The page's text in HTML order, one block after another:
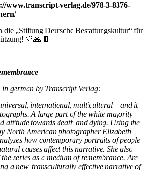
www.transcript-verlag.de/978-3-8376-
die „Stiftung Deutsche Bestattungskultur“ für
🤍🙏🏼
german by Transcript Verlag:
international, multicultural – and it
A large part of the white majority
attitude towards death and dying. Using the
North American photographer Elizabeth
how contemporary portraits of people
causes affect this narrative. She also
series as a medium of remembrance. Are
a new, transculturally effective narrative of